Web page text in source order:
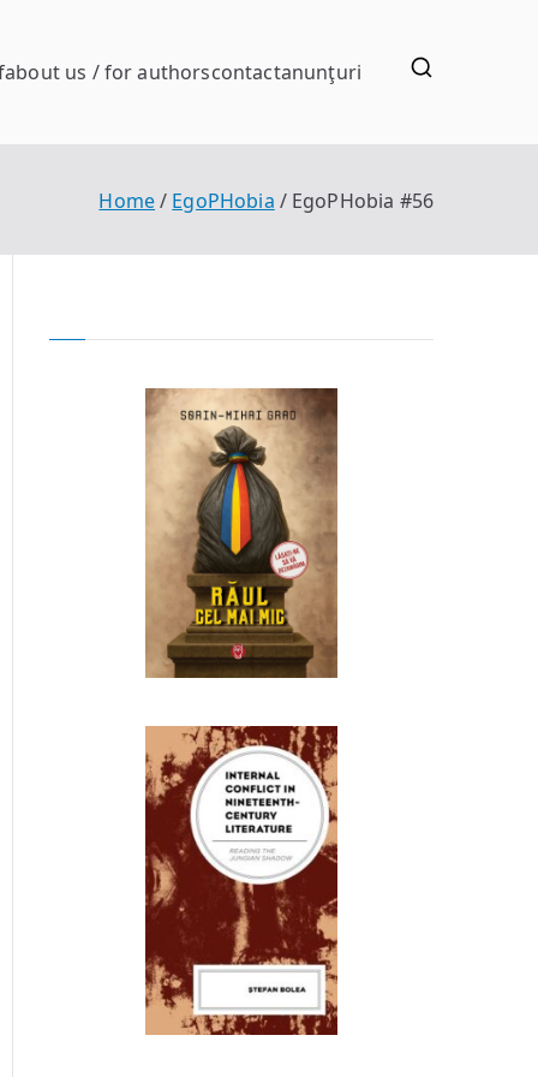
about us / for authorscontactanunţuri
Home EgoPHobia EgoPHobia #56